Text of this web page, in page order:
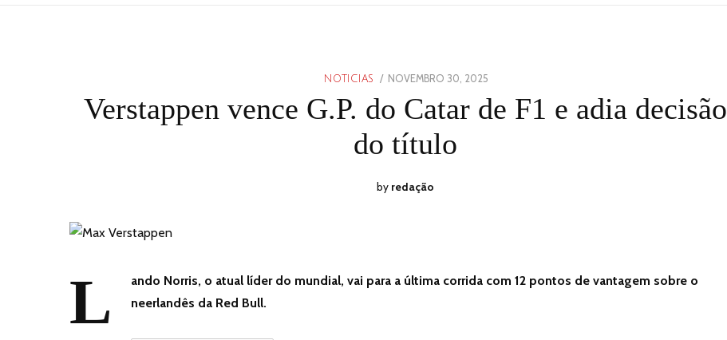
NOTICIAS
POSTED
NOVEMBRO 30, 2025
30,
2025
Verstappen vence G.P. do Catar de F1 e adia decisão
do título
by redação
L
ando Norris, o atual líder do mundial, vai para a última corrida com 12 pontos de vantagem sobre o
neerlandês da Red Bull.